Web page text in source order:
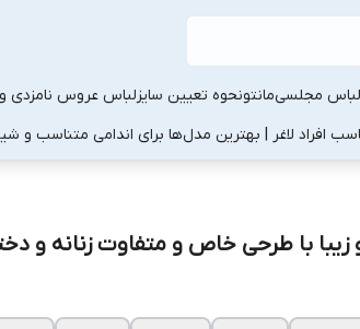
لباس مجلسیمانتونحوه تعیین سایزلباس عروس نامزدی و
افراد لاغر | بهترین مدل‌ها برای اندامی متناسب و
با طرحی خاص و متفاوت زنانه و دخترانه